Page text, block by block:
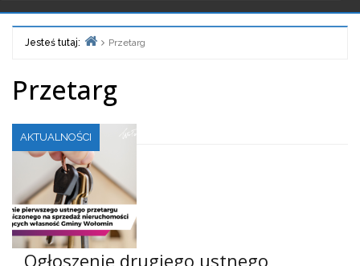
Jesteś tutaj:
Przetarg
Przetarg
AKTUALNOŚCI
Ogłoszenie drugiego ustnego